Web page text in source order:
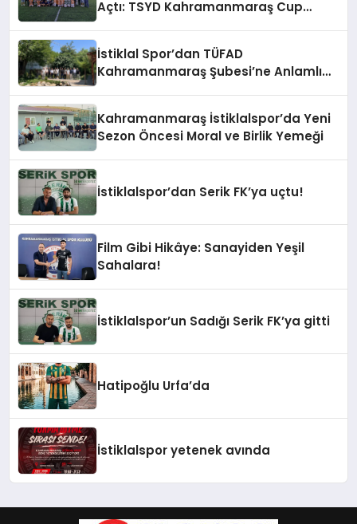
Açtı: TSYD Kahramanmaraş Cup
İstiklal Spor’dan TÜFAD
Kahramanmaraş Şubesi’ne Anlamlı
Kahramanmaraş İstiklalspor’da Yeni
Sezon Öncesi Moral ve Birlik Yemeği
İstiklalspor’dan Serik FK’ya uçtu!
Film Gibi Hikâye: Sanayiden Yeşil
Sahalara!
İstiklalspor’un Sadığı Serik FK’ya gitti
Hatipoğlu Urfa’da
İstiklalspor yetenek avında